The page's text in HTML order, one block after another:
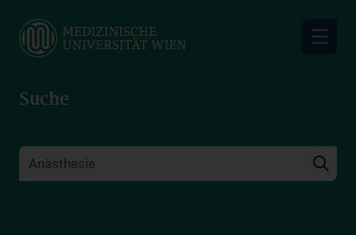
main
Suche